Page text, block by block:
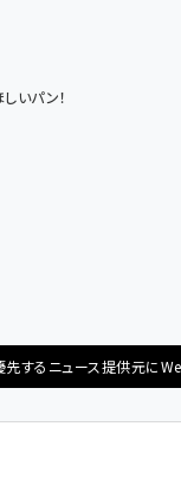
いパン！
先するニュース提供元に